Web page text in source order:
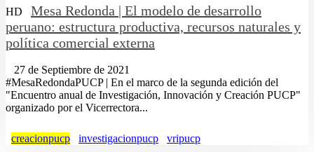
HD
Mesa Redonda | El modelo de desarrollo
peruano: estructura productiva, recursos naturales y
política comercial externa
27 de Septiembre de 2021
#MesaRedondaPUCP | En el marco de la segunda edición del
"Encuentro anual de Investigación, Innovación y Creación PUCP"
organizado por el Vicerrectora...
creacionpucp investigacionpucp vripucp